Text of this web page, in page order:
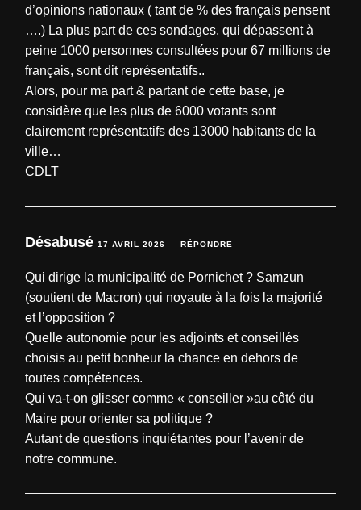
d’opinions nationaux ( tant de % des français pensent
….) La plus part de ces sondages, qui dépassent à
peine 1000 personnes consultées pour 67 millions de
français, sont dit représentatifs..
Alors, pour ma part & partant de cette base, je
considère que les plus de 6000 votants sont
clairement représentatifs des 13000 habitants de la
ville…
CDLT
Désabusé17 AVRIL 2026 RÉPONDRE
Qui dirige la municipalité de Pornichet ? Samzun
(soutient de Macron) qui noyaute à la fois la majorité
et l’opposition ?
Quelle autonomie pour les adjoints et conseillés
choisis au petit bonheur la chance en dehors de
toutes compétences.
Qui va-t-on glisser comme « conseiller »au côté du
Maire pour orienter sa politique ?
Autant de questions inquiétantes pour l’avenir de
notre commune.